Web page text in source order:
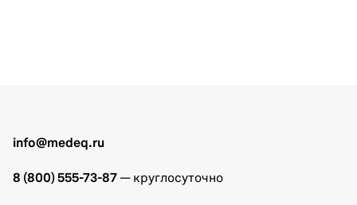
info@medeq.ru
8 (800) 555-73-87 — круглосуточно